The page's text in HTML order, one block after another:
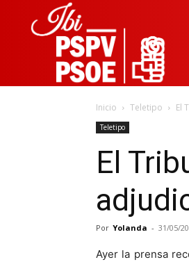
Inicio Teletipo El
Teletipo
El
Por Yolanda - 31/05/
Ayer la prensa